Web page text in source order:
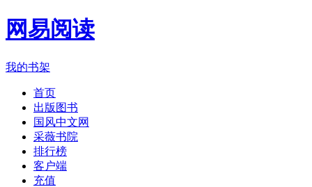
网易阅读
我的书架
首页
出版图书
国风中文网
采薇书院
排行榜
客户端
充值